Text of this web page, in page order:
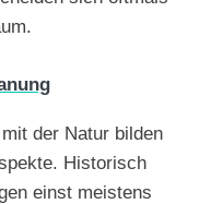
der Natur bilden
Historisch
einst meistens